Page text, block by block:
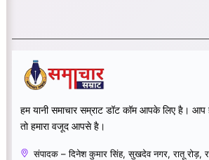
हम यानी समाचार सम्राट डॉट कॉम आपके लिए है। आप
तो हमारा वजूद आपसे है।
संपादक – दिनेश कुमार सिंह, सुखदेव नगर, रातू रोड़,